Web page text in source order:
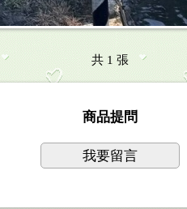
共 1 張
商品提問
我要留言